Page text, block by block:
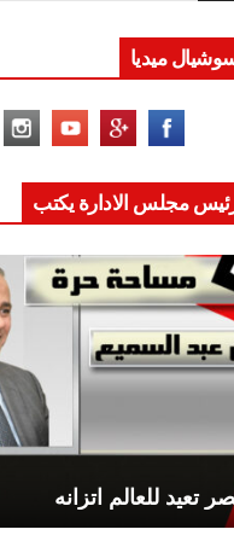
ميديا
مجلس الادارة يكتب
تعيد للعالم اتزانه